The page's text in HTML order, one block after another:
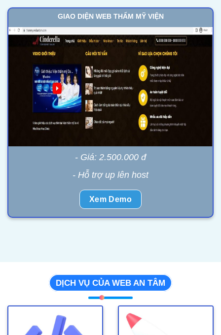
GIAO DIỆN WEB THẨM MỸ VIỆN
- Giá: 2.500.000 đ
- Hỗ trợ up lên host
Xem Demo
DỊCH VỤ CỦA WEB AN TÂM